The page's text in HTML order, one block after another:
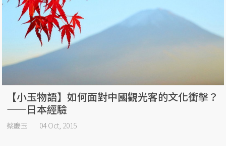
【小玉物語】如何面對中國觀光客的文化衝擊？
——日本經驗
蔡慶玉 04 Oct, 2015